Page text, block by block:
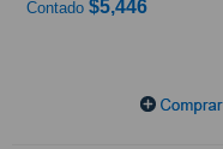
Contado $5,446